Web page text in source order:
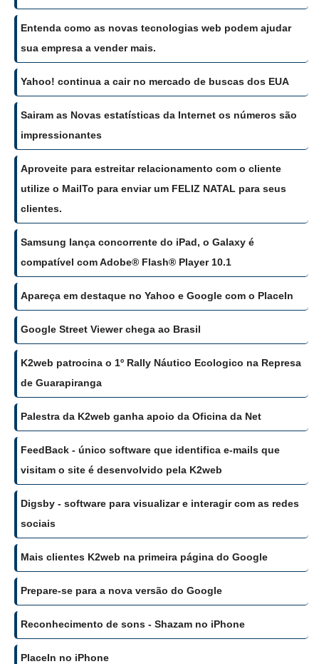
Entenda como as novas tecnologias web podem ajudar
sua empresa a vender mais.
Yahoo! continua a cair no mercado de buscas dos EUA
Sairam as Novas estatísticas da Internet os números são
impressionantes
Aproveite para estreitar relacionamento com o cliente
utilize o MailTo para enviar um FELIZ NATAL para seus
clientes.
Samsung lança concorrente do iPad, o Galaxy é
compatível com Adobe® Flash® Player 10.1
Apareça em destaque no Yahoo e Google com o PlaceIn
Google Street Viewer chega ao Brasil
K2web patrocina o 1º Rally Náutico Ecologico na Represa
de Guarapiranga
Palestra da K2web ganha apoio da Oficina da Net
FeedBack - único software que identifica e-mails que
visitam o site é desenvolvido pela K2web
Digsby - software para visualizar e interagir com as redes
sociais
Mais clientes K2web na primeira página do Google
Prepare-se para a nova versão do Google
Reconhecimento de sons - Shazam no iPhone
PlaceIn no iPhone